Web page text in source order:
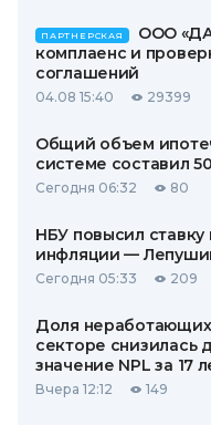
ПАРТНЕРСКАЯ
ООО
комплаенс и
соглашений
04.08 15:40 29399
Общий объем
системе составил
Сегодня 06:32 80
НБУ повысил ставку
инфляции —
Сегодня 05:33 209
Доля
секторе снизилась
значение NPL за 17
Вчера 12:12 149